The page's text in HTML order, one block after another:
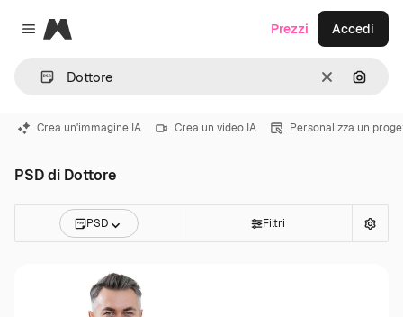
Close menu
Magnific
CancellaCerca
Prezzi Accedi
Crea un'immagine IA Crea un video IA Personalizza un
PSD di Dottore
PSD Filtri